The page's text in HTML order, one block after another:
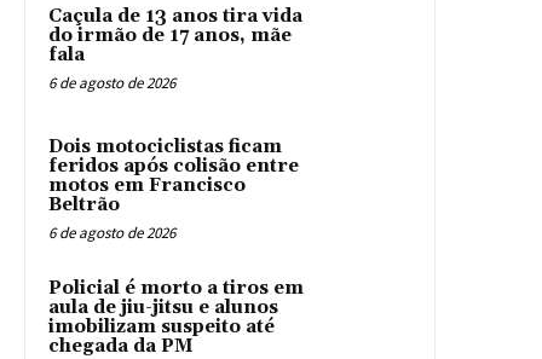
Caçula de 13 anos tira vida
do irmão de 17 anos, mãe
fala
6 de agosto de 2026
Dois motociclistas ficam
feridos após colisão entre
motos em Francisco
Beltrão
6 de agosto de 2026
Policial é morto a tiros em
aula de jiu-jitsu e alunos
imobilizam suspeito até
chegada da PM